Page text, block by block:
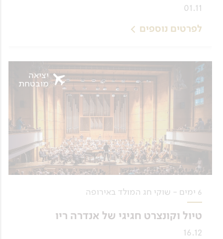
01.11
לפרטים נוספים
6 ימים - שוקי חג המולד באירופה
טיול וקונצרט חגיגי של אנדרה ריו
16.12
יציאה
מובטחת